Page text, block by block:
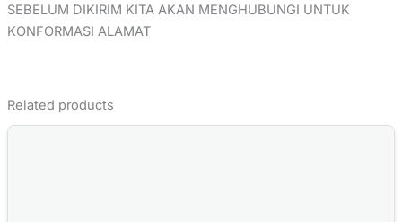
SEBELUM DIKIRIM KITA AKAN MENGHUBUNGI UNTUK
KONFORMASI ALAMAT
Related products